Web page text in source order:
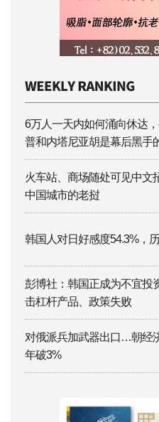
6万人一天内如何涌向休达
普和内塔尼亚胡是幕后黑手
火车站、商场随处可见中
中国城市的老挝
韩国人对日好感度54.3%，
彭博社：韩国正成为不宜
击杠杆产品、政策失败
对俄派兵加武器出口…朝经
年破3%